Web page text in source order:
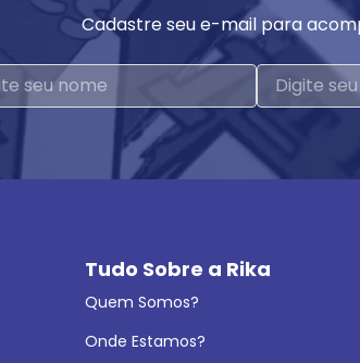
Cadastre seu e-mail para
Tudo Sobre a Rika
Quem Somos?
Onde Estamos?